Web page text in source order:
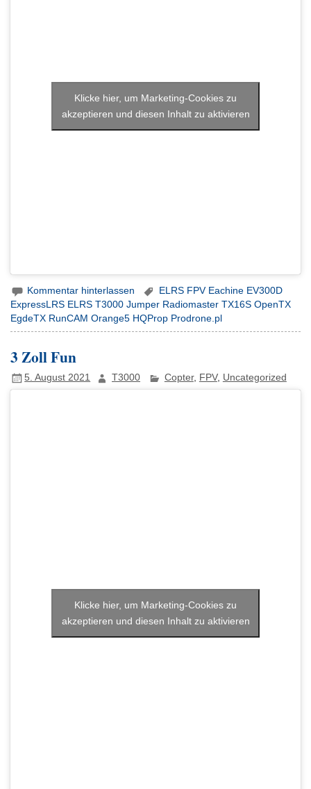
Klicke hier, um Marketing-Cookies zu
akzeptieren und diesen Inhalt zu aktivieren
Kommentar hinterlassen
ELRS FPV Eachine EV300D
ExpressLRS ELRS T3000 Jumper Radiomaster TX16S OpenTX
EgdeTX RunCAM Orange5 HQProp Prodrone.pl
3 Zoll Fun
5. August 2021 T3000 Copter, FPV, Uncategorized
Klicke hier, um Marketing-Cookies zu
akzeptieren und diesen Inhalt zu aktivieren